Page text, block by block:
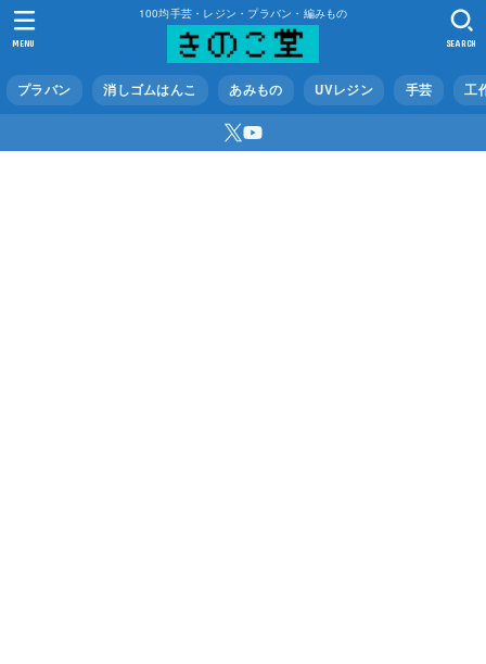
100均手芸・レジン・プラバン・編みもの
プラバン 消しゴムはんこ あみもの UVレジン 手芸 工
SEARCH
MENU